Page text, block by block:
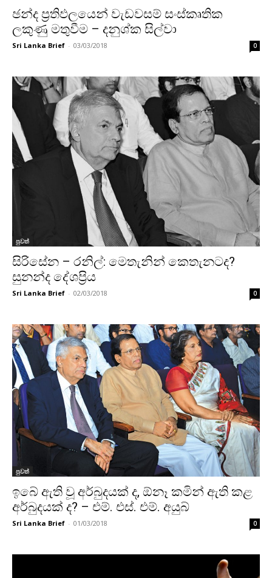
ඡන්ද ප්‍රතිඵලයෙන් වැඩවසම් සංස්කෘතික
ලකුණු මතුවීම – දනුශ්ක සිල්වා
Sri Lanka Brief - 03/03/2018 0
පුවත්
සිරිසේන – රනිල්: මෙතැනින් කෙතැනටද?
සුනන්ද දේශප්‍රිය
Sri Lanka Brief - 02/03/2018 0
පුවත්
ඉබේ ඇති වූ අර්බුදයක් ද, ඕනෑ කමින් ඇති කළ
අර්බුදයක් ද? – එම්. එස්. එම්. අයුබ්
Sri Lanka Brief - 01/03/2018 0